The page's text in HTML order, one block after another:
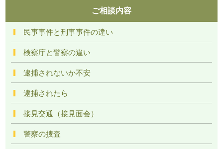
ご相談内容
民事事件と刑事事件の違い
検察庁と警察の違い
逮捕されないか不安
逮捕されたら
接見交通（接見面会）
警察の捜査